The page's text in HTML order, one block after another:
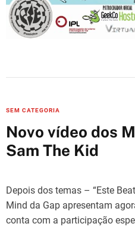
C
t
e
SEM CATEGORIA
Novo vídeo dos
Sam The Kid
Depois dos temas – “Este
Mind da Gap apresentam
conta com a participação